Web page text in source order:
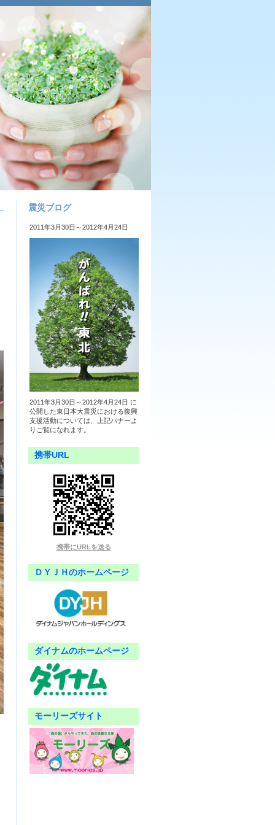
震災ブログ
2011年3月30日～2012年4月24日
2011年3月30日～2012年4月24日 に
公開した東日本大震災における復興
支援活動については、上記バナーよ
りご覧になれます。
携帯URL
携帯にURLを送る
ＤＹＪＨのホームページ
ダイナムのホームページ
モーリーズサイト